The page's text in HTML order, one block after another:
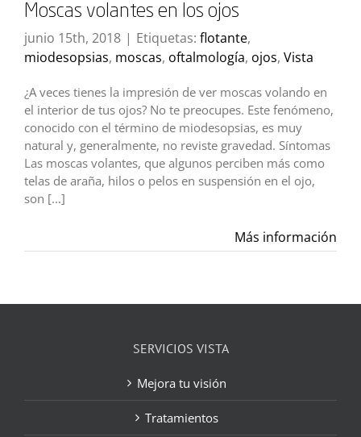
Moscas volantes en los ojos
junio 15th, 2018 | Etiquetas: flotante,
miodesopsias, moscas, oftalmología, ojos, Vista
¿A veces tienes la impresión de ver moscas volando en
el interior de tus ojos? No te preocupes. Este fenómeno,
conocido con el término de miodesopsias, es muy
natural y, generalmente, no reviste gravedad. Síntomas
Las moscas volantes, que algunos perciben más como
telas de araña, hilos o pelos en suspensión en el ojo,
son [...]
Más información
SERVICIOS VISTA
Mejora tu visión
Tratamientos